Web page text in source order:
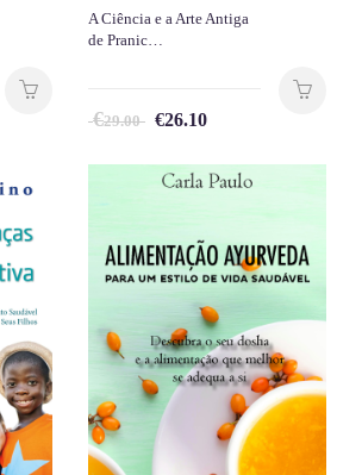
A Ciência e a Arte Antiga
de Pranic…
€29.00 €26.10